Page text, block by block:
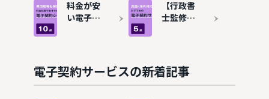
デメリッ
トも解説
わかりや
すく解説
選！導入
子契約シ
ステムお
スも紹介
料金が安
い電子契
比較！費
用相場も
解説
【行政書
士監修】
サービス
おすすめ
5選
電子契約サービスの新着記事